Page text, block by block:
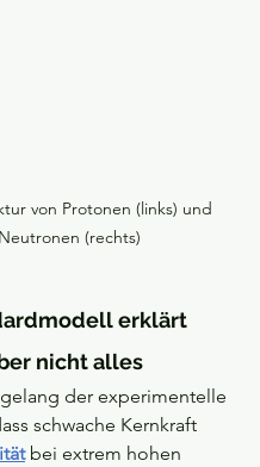
von Protonen (links) und
Neutronen (rechts)
erklärt
nicht alles
der experimentelle
schwache Kernkraft
bei extrem hohen